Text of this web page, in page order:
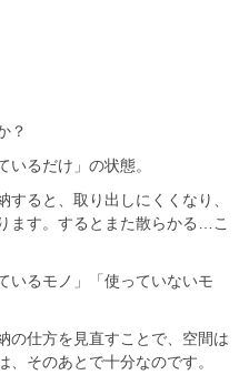
？
るだけ」の状態。
ると、取り出しにくくなり、
ます。するとまた散らかる…こ
いるモノ」「使っていないモ
の仕方を見直すことで、空間は
、そのあとで十分なのです。